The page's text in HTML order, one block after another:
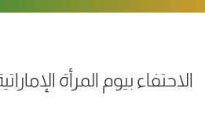
الاحتفاء بيوم المرأة